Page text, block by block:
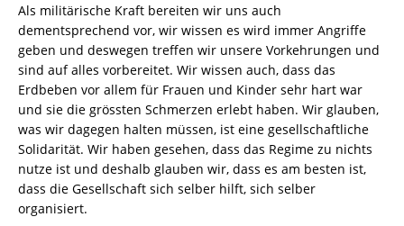
Als militärische Kraft bereiten wir uns auch
dementsprechend vor, wir wissen es wird immer Angriffe
geben und deswegen treffen wir unsere Vorkehrungen und
sind auf alles vorbereitet. Wir wissen auch, dass das
Erdbeben vor allem für Frauen und Kinder sehr hart war
und sie die grössten Schmerzen erlebt haben. Wir glauben,
was wir dagegen halten müssen, ist eine gesellschaftliche
Solidarität. Wir haben gesehen, dass das Regime zu nichts
nutze ist und deshalb glauben wir, dass es am besten ist,
dass die Gesellschaft sich selber hilft, sich selber
organisiert.